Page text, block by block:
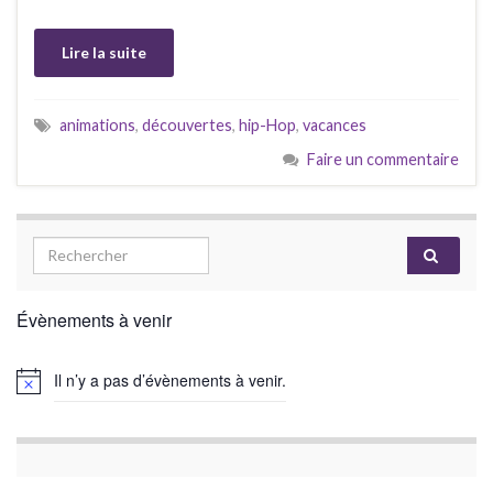
Lire la suite
animations, découvertes, hip-Hop, vacances
Faire un commentaire
Évènements à venir
Il n’y a pas d’évènements à venir.